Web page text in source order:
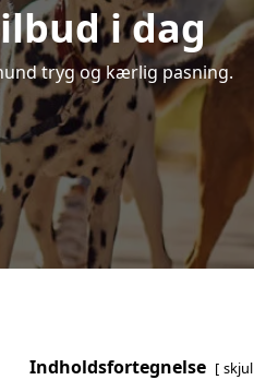
i dag
tryg og kærlig pasning.
Indholdsfortegnelse skjul